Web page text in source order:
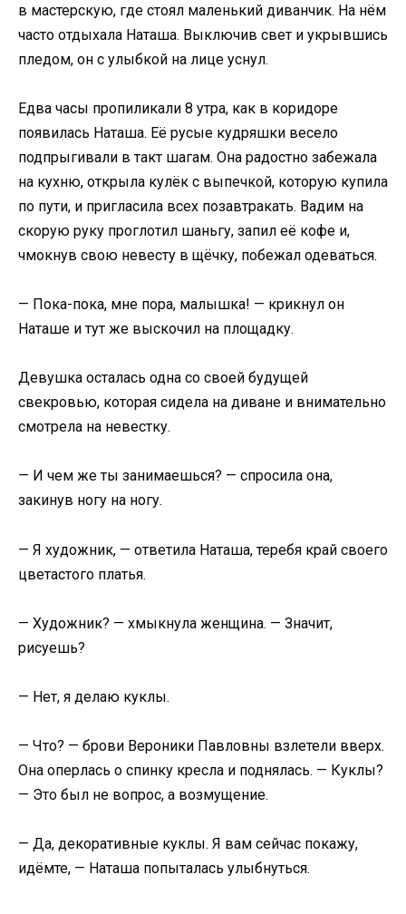
в мастерскую, где стоял маленький диванчик. На нём
часто отдыхала Наташа. Выключив свет и укрывшись
пледом, он с улыбкой на лице уснул.
Едва часы пропиликали 8 утра, как в коридоре
появилась Наташа. Её русые кудряшки весело
подпрыгивали в такт шагам. Она радостно забежала
на кухню, открыла кулёк с выпечкой, которую купила
по пути, и пригласила всех позавтракать. Вадим на
скорую руку проглотил шаньгу, запил её кофе и,
чмокнув свою невесту в щёчку, побежал одеваться.
— Пока-пока, мне пора, малышка! — крикнул он
Наташе и тут же выскочил на площадку.
Девушка осталась одна со своей будущей
свекровью, которая сидела на диване и внимательно
смотрела на невестку.
— И чем же ты занимаешься? — спросила она,
закинув ногу на ногу.
— Я художник, — ответила Наташа, теребя край своего
цветастого платья.
— Художник? — хмыкнула женщина. — Значит,
рисуешь?
— Нет, я делаю куклы.
— Что? — брови Вероники Павловны взлетели вверх.
Она оперлась о спинку кресла и поднялась. — Куклы?
— Это был не вопрос, а возмущение.
— Да, декоративные куклы. Я вам сейчас покажу,
идёмте, — Наташа попыталась улыбнуться.